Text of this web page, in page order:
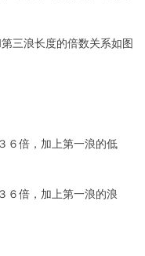
三浪长度的倍数关系如图
６倍，加上第一浪的低
６倍，加上第一浪的浪